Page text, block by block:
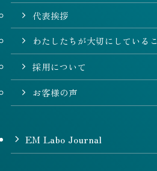
代表挨拶
わたしたちが大切にしている
採用について
お客様の声
EM Labo Journal